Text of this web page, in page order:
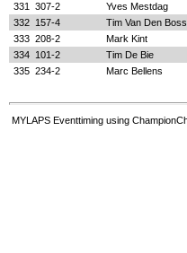
331
307-2
Yves Mestdag
332 157-4
Tim Van Den
333 208-2
Mark Kint
334 101-2
Tim De Bie
335 234-2 Marc Bellens
MYLAPS Eventtiming using